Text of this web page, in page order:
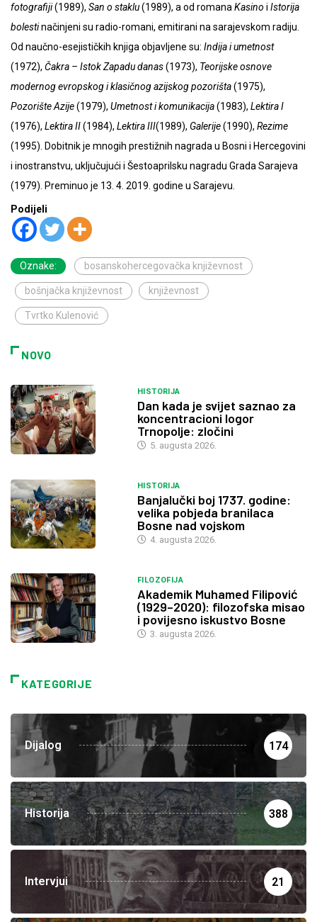
fotografiji(1989), San o staklu(1989), a od romana Kasino i Istorija
bolestinačinjeni su radio-romani, emitirani na sarajevskom radiju.
Od naučno-esejističkih knjiga objavljene su: Indija i umetnost
(1972), Čakra – Istok Zapadu danas(1973), Teorijske osnove
modernog evropskog i klasičnog azijskog pozorišta(1975),
Pozorište Azije(1979), Umetnost i komunikacija(1983), Lektira I
(1976), Lektira II(1984), Lektira III(1989), Galerije(1990), Rezime
(1995). Dobitnik je mnogih prestižnih nagrada u Bosni i Hercegovini
i inostranstvu, uključujući i Šestoaprilsku nagradu Grada Sarajeva
(1979). Preminuo je 13. 4. 2019. godine u Sarajevu.
Podijeli
Oznake: bosanskohercegovačka književnost
bošnjačka književnost književnost
Tvrtko Kulenović
NOVO
HISTORIJA
Dan kada je svijet saznao za
koncentracioni logor
Trnopolje: zločini
5. augusta 2026.
HISTORIJA
Banjalučki boj 1737. godine:
velika pobjeda branilaca
Bosne nad vojskom
4. augusta 2026.
FILOZOFIJA
Akademik Muhamed Filipović
(1929–2020): filozofska misao
i povijesno iskustvo Bosne
3. augusta 2026.
KATEGORIJE
Dijalog 174
Historija 388
Intervjui 21